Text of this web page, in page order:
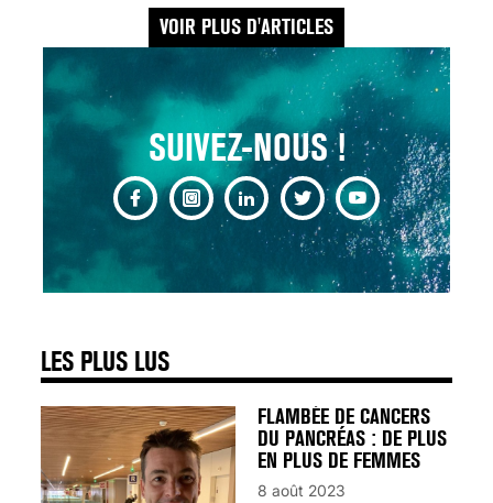
VOIR PLUS D'ARTICLES
SUIVEZ-NOUS !
LES PLUS LUS
MALADIES
18 juil 2022
INSUFFISANCE
CARDIAQUE : LES
SIGNAUX D’ALERTE
AVANT… LA MORT
25 août 2024
FLAMBÉE DE CANCERS
DU PANCRÉAS : DE PLUS
EN PLUS DE FEMMES
8 août 2023